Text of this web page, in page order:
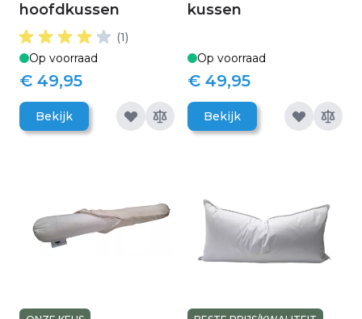
hoofdkussen
(1)
Op voorraad
€ 49,95
Bekijk
kussen
Op voorraad
€ 49,95
Bekijk